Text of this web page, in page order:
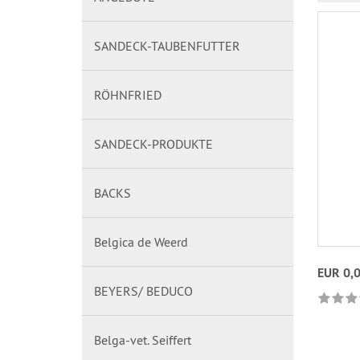
EUR
SANDECK-TAUBENFUTTER
RÖHNFRIED
SANDECK-PRODUKTE
BACKS
Belgica de Weerd
BEYERS/ BEDUCO
Belga-vet. Seiffert